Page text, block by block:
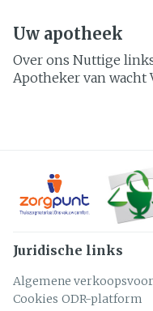
Uw apotheek
Over ons Nuttige
Apotheker van wacht
Juridische links
Algemene
Cookies ODR-platform